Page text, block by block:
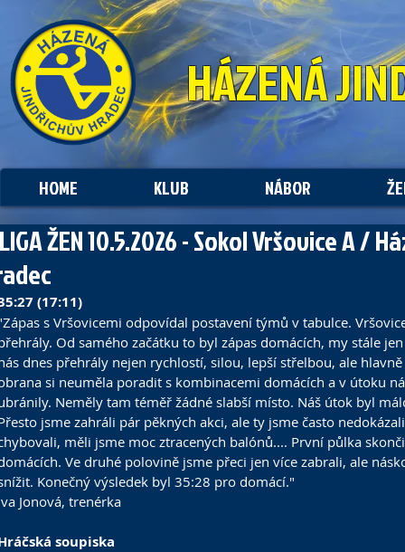
HÁZENÁ
HOME KLUB NÁBOR
ŽEN 10.5.2026 - Sokol Vršovice A /
(17:11)
s Vršovicemi odpovídal postavení týmů v tabulce.
Od samého začátku to byl zápas domácích, my stále
dnes přehrály nejen rychlostí, silou, lepší střelbou, ale
si neuměla poradit s kombinacemi domácích a v útoku
Neměly tam téměř žádné slabší místo. Náš útok byl
jsme zahráli pár pěkných akci, ale ty jsme často
měli jsme moc ztracených balónů.... První půlka
Ve druhé polovině jsme přeci jen více zabrali, ale
Konečný výsledek byl 35:28 pro domácí."
Jonová, trenérka
soupiska